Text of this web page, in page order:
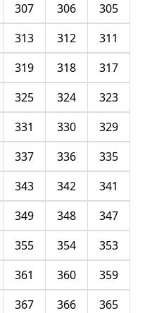
305
306
307
311
312
313
317
318
319
323
324
325
329
330
331
335
336
337
341
342
343
347
348
349
353
354
355
359
360
361
365
366
367